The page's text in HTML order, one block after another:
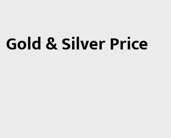
Gold & Silver Price